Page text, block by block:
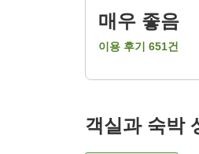
매우 좋음
이용 후기 651건
객실과 숙박